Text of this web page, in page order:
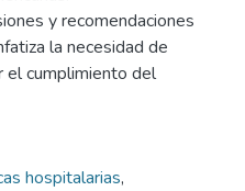
y recomendaciones
la necesidad de
el cumplimiento del
hospitalarias,